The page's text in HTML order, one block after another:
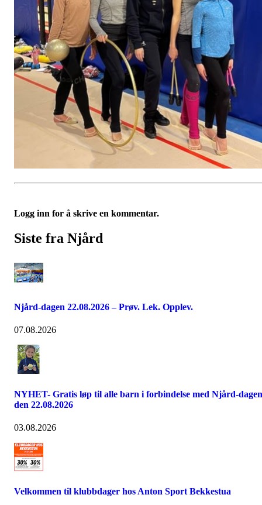
Logg inn for å skrive en kommentar.
Siste fra Njård
Njård-dagen 22.08.2026 – Prøv. Lek. Opplev.
07.08.2026
NYHET- Gratis løp til alle barn i forbindelse med Njård-dagen
den 22.08.2026
03.08.2026
Velkommen til klubbdager hos Anton Sport Bekkestua